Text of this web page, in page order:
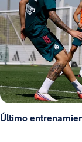
Último